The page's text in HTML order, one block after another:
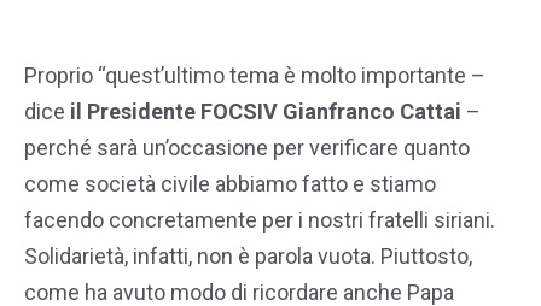
Proprio “quest’ultimo tema è molto importante –
dice il Presidente FOCSIV Gianfranco Cattai –
perché sarà un’occasione per verificare quanto
come società civile abbiamo fatto e stiamo
facendo concretamente per i nostri fratelli siriani.
Solidarietà, infatti, non è parola vuota. Piuttosto,
come ha avuto modo di ricordare anche Papa